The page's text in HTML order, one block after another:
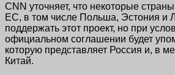
CNN уточняет, что некоторые
ЕС, в том числе Польша, Эстония и
поддержать этот проект, но при
официальном соглашении будет
которую представляет Россия и, в
Китай.